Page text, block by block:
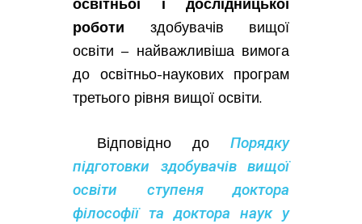
роботи здобувачів вищої
освіти – найважливіша вимога
до освітньо-наукових програм
третього рівня вищої освіти.
Відповідно до Порядку
підготовки здобувачів вищої
освіти ступеня доктора
філософії та доктора наук у